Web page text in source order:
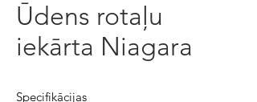
Ūdens rotaļu
iekārta Niagara
Specifikācijas